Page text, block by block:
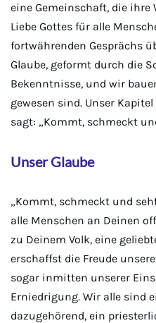
eine Gemeinschaft, die ihre
Liebe Gottes für alle
fortwährenden Gesprächs
Glaube, geformt durch die
Bekenntnisse, und wir
gewesen sind. Unser
sagt: „Kommt, schmeckt
Unser Glaube
„Kommt, schmeckt und
alle Menschen an Deinen
zu Deinem Volk, eine
erschaffst die Freude
sogar inmitten unserer
Erniedrigung. Wir alle sind
dazugehörend, ein